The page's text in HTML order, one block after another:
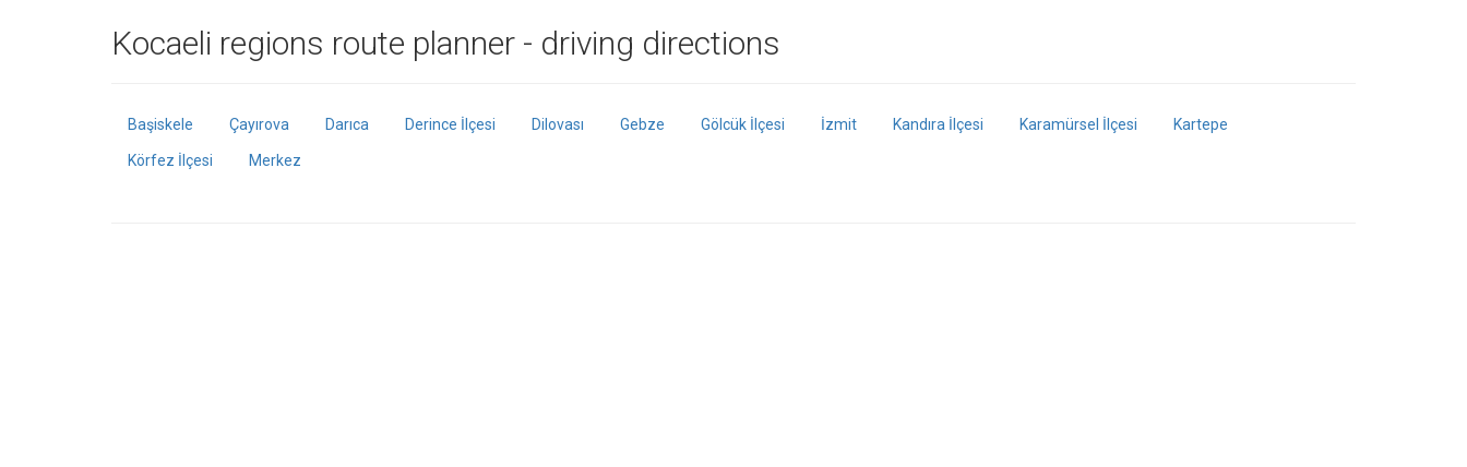
Kocaeli regions route planner - driving directions
Başiskele Çayırova Darıca Derince İlçesi Dilovası Gebze Gölcük İlçesi İzmit Kandıra İlçesi Karamürsel İlçesi Kartepe
Körfez İlçesi Merkez